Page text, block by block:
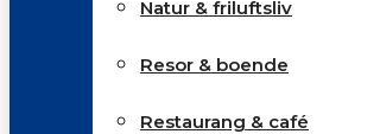
Natur & friluftsliv
Resor & boende
Restaurang & café